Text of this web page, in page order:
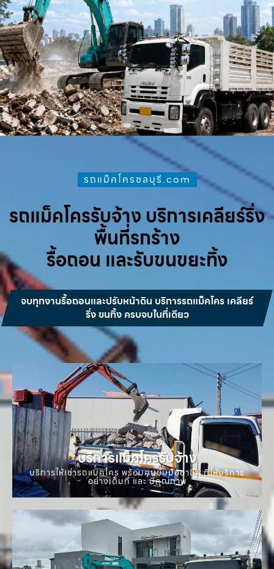
รถแม็คโครชลบุรี.com
รถแม็คโครรับจ้าง บริการเคลียร์ริ่ง
พื้นที่รกร้าง
รื้อถอน และรับขนขยะทิ้ง
จบทุกงานรื้อถอนและปรับหน้าดิน บริการรถแม็คโคร เคลียร์
ริ่ง ขนทิ้ง ครบจบในที่เดียว
บริการแม็คโครรับจ้าง
บริการให้เช่ารถแมคโคร พร้อมคนขับมืออาชีพ ที่ให้บริการ
อย่างเต็มที่ และ มีคุณภาพ